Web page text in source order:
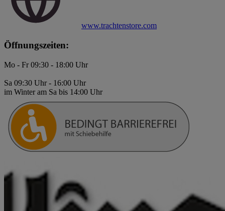
www.trachtenstore.com
Öffnungszeiten:
Mo - Fr 09:30 - 18:00 Uhr
Sa 09:30 Uhr - 16:00 Uhr
im Winter am Sa bis 14:00 Uhr